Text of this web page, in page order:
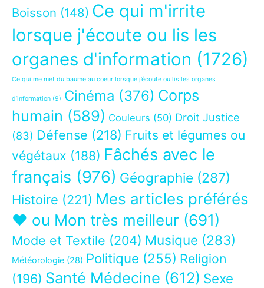
Boisson (148) Ce qui m'irrite
lorsque j'écoute ou lis les
organes d'information (1726)
Ce qui me met du baume au coeur lorsque j’écoute ou lis les organes
d’information (9) Cinéma (376) Corps
humain (589) Couleurs (50) Droit Justice
(83) Défense (218) Fruits et légumes ou
végétaux (188) Fâchés avec le
français (976) Géographie (287)
Histoire (221) Mes articles préférés
❤ ou Mon très meilleur (691)
Mode et Textile (204) Musique (283)
Météorologie (28) Politique (255) Religion
(196) Santé Médecine (612) Sexe